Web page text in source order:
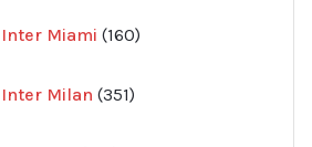
Inter Miami 160
produkter
Inter Milan 351
produkter